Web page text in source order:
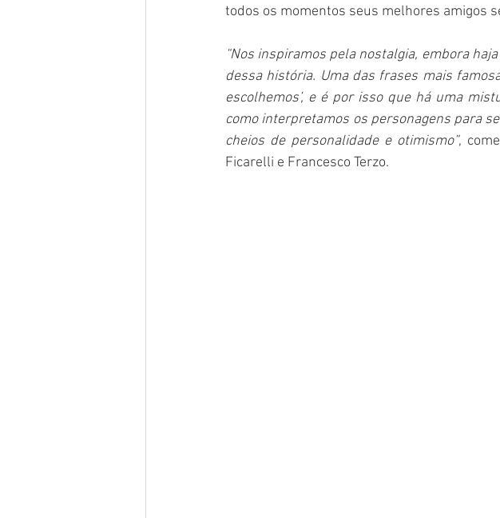
todos os momentos seus melhores amigos
“Nos inspiramos pela nostalgia, embora
dessa história. Uma das frases mais
escolhemos’, e é por isso que há uma
como interpretamos os personagens para
cheios de personalidade e otimismo”,
Ficarelli e Francesco Terzo.